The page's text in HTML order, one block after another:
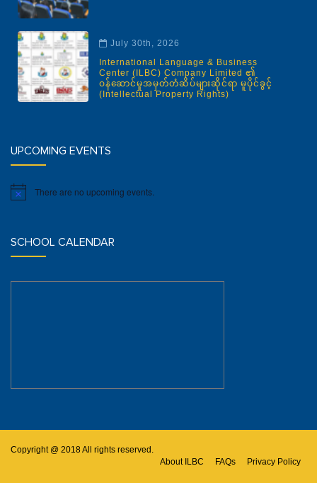
July 30th, 2026
International Language & Business
Center (ILBC) Company Limited ၏
ဝန်ဆောင်မှုအမှတ်တံဆိပ်များဆိုင်ရာ မူပိုင်ခွင့်
(Intellectual Property Rights)
UPCOMING EVENTS
Notice There are no upcoming events.
SCHOOL CALENDAR
Copyright @ 2018 All rights reserved.
About ILBC
FAQs Privacy Policy